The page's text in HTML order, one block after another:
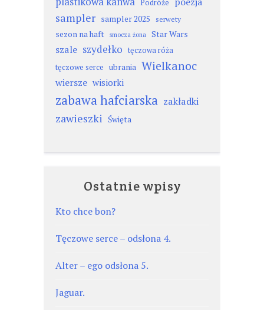
Podróże
sampler sampler 2025 serwety
sezon na haft smocza żona Star Wars
szale szydełko tęczowa róża
tęczowe serce ubrania Wielkanoc
wiersze wisiorki
zabawa hafciarska zakładki
zawieszki Święta
Ostatnie wpisy
Kto chce bon?
Tęczowe serce – odsłona 4.
Alter – ego odsłona 5.
Jaguar.